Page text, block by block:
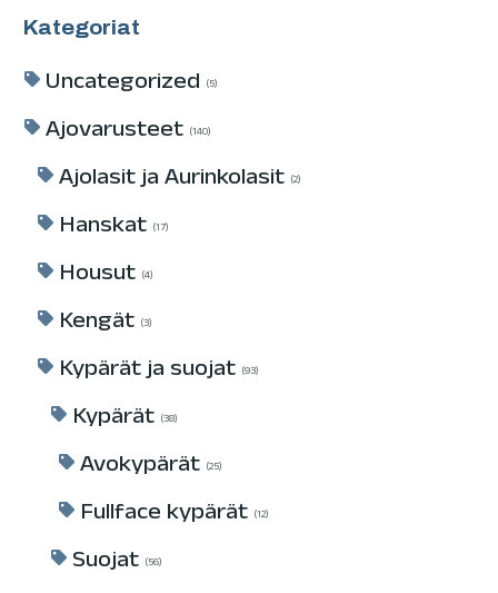
Kategoriat
Uncategorized 5
Ajovarusteet 140
Ajolasit ja Aurinkolasit 2
Hanskat 17
Housut 4
Kengät 3
Kypärät ja suojat 93
Kypärät 38
Avokypärät 25
Fullface kypärät 12
Suojat 56